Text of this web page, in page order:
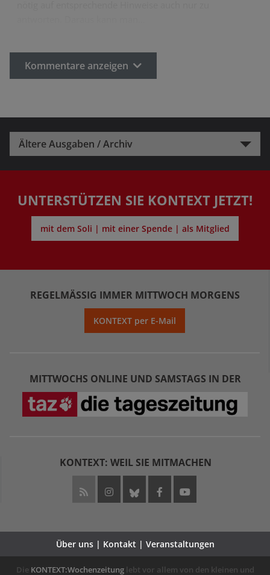
Kommentare anzeigen
Ältere Ausgaben / Archiv
UNTERSTÜTZEN SIE KONTEXT JETZT!
mit dem Soli | mit einer Spende | als Mitglied
REGELMÄSSIG IMMER MITTWOCH MORGENS
KONTEXT per E-Mail
MITTWOCHS ONLINE UND SAMSTAGS IN DER
KONTEXT: WEIL SIE MITMACHEN
Über uns | Kontakt | Veranstaltungen
Die KONTEXT:Wochenzeitunglebt vor allem von den kleinen und